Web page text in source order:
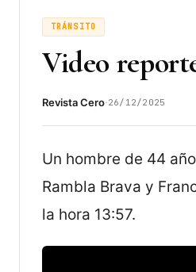
TRÁNSITO
Video
Revista Cero·26/12/2025
Un hombre de 44
Rambla Brava y
la hora 13:57.